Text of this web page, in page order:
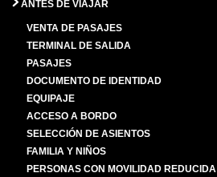
ANTES DE VIAJAR
VENTA DE PASAJES
TERMINAL DE SALIDA
PASAJES
DOCUMENTO DE IDENTIDAD
EQUIPAJE
ACCESO A BORDO
SELECCIÓN DE ASIENTOS
FAMILIA Y NIÑOS
PERSONAS CON MOVILIDAD REDUCIDA